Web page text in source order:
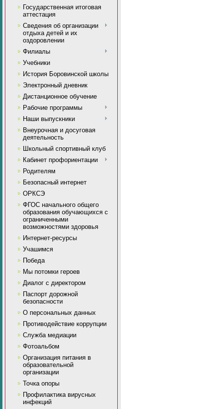
Государственная итоговая
аттестация
Сведения об организации
отдыха детей и их
оздоровлении
Филиалы
Учебники
История Боровинской школы
Электронный дневник
Дистанционное обучение
Рабочие программы
Наши выпускники
Внеурочная и досуговая
деятельность
Школьный спортивный клуб
Кабинет профориентации
Родителям
Безопасный интернет
ОРКСЭ
ФГОС начального общего
образования обучающихся с
ограниченными
возможностями здоровья
Интернет-ресурсы
Учашимся
Победа
Мы потомки героев
Диалог с директором
Паспорт дорожной
безопасности
О персональных данных
Противодействие коррупции
Служба медиации
Фотоальбом
Организация питания в
образовательной
организации
Точка опоры
Профилактика вирусных
инфекций